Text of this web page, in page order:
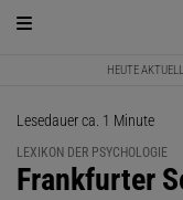
HEUTE AKTUELL
Lesedauer ca. 1 Minute
LEXIKON DER PSYCHOLOGIE
:
Frankfurter